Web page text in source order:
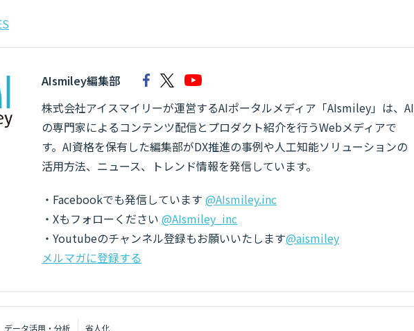
AIsmiley編集部
株式会社アイスマイリーが運営するAIポータルメディア「AIsmiley」は、AI
の専門家によるコンテンツ配信とプロダクト紹介を行うWebメディアで
す。AI資格を保有した編集部がDX推進の事例や人工知能ソリューションの
活用方法、ニュース、トレンド情報を発信しています。
・Facebookでも発信しています @AIsmiley.inc
・Xもフォローください @AIsmiley_inc
・Youtubeのチャンネル登録もお願いいたします@aismiley
メルマガに登録する
データ活用・分析 省人化